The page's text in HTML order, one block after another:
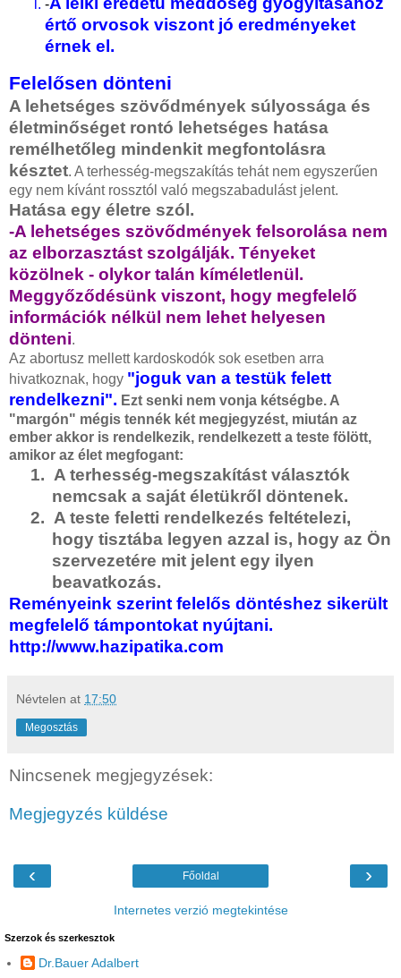
-
értő orvosok viszont jó eredményeket
érnek el.
Felelősen dönteni
A lehetséges szövődmények súlyossága és
életminőséget rontó lehetséges hatása
remélhetőleg mindenkit megfontolásra
késztet. A terhesség-megszakítás tehát nem egyszerűen
egy nem kívánt rossztól való megszabadulást jelent.
Hatása egy életre szól.
-A lehetséges szövődmények felsorolása nem
az elborzasztást szolgálják. Tényeket
közölnek - olykor talán kíméletlenül.
Meggyőződésünk viszont, hogy megfelelő
információk nélkül nem lehet helyesen
dönteni.
Az abortusz mellett kardoskodók sok esetben arra
hivatkoznak, hogy "joguk van a testük felett
rendelkezni". Ezt senki nem vonja kétségbe. A
"margón" mégis tennék két megjegyzést, miután az
ember akkor is rendelkezik, rendelkezett a teste fölött,
amikor az élet megfogant:
1. A terhesség-megszakítást választók
nemcsak a saját életükről döntenek.
2. A teste feletti rendelkezés feltételezi,
hogy tisztába legyen azzal is, hogy az Ön
szervezetére mit jelent egy ilyen
beavatkozás.
Reményeink szerint felelős döntéshez sikerült
megfelelő támpontokat nyújtani.
http://www.hazipatika.com
Névtelen at 17:50
Megosztás
Nincsenek megjegyzések:
Megjegyzés küldése
‹ ›
Főoldal
Internetes verzió megtekintése
Szerzok és szerkesztok
Dr.Bauer Adalbert